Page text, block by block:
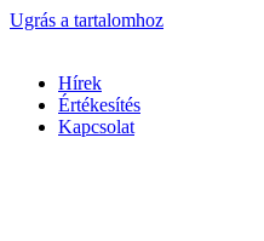
Ugrás a tartalomhoz
Hírek
Értékesítés
Kapcsolat